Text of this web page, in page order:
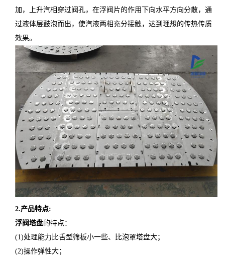
加，上升汽相穿过阀孔，在浮阀片的作用下向水平方向分散，通
过液体层鼓泡而出，使汽液两相充分接触，达到理想的传热传质
效果。
2.产品特点:
浮阀塔盘的特点：
(1)处理能力比舌型筛板小一些、比泡罩塔盘大；
(2)操作弹性大；